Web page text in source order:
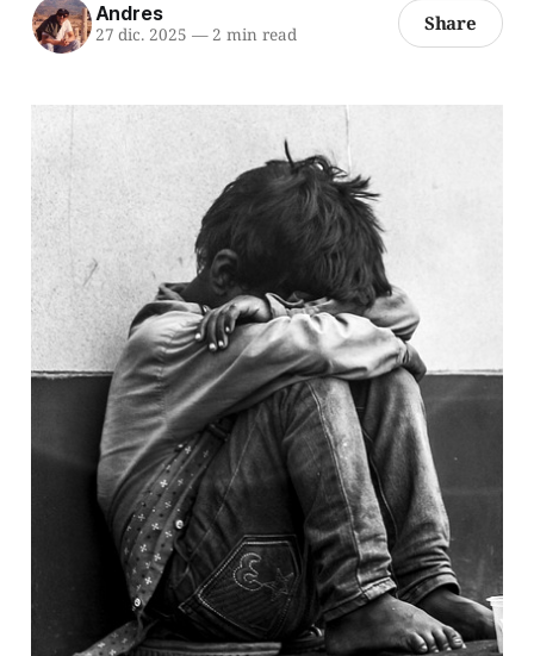
Andres
27 dic. 2025 —2 min read Share